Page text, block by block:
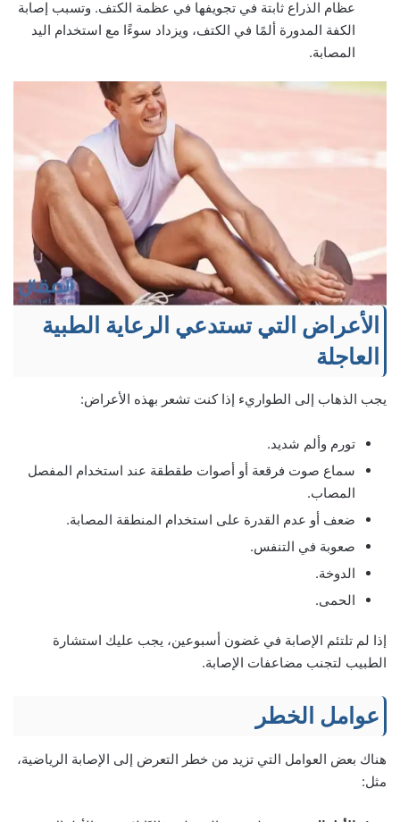
عظام الذراع ثابتة في تجويفها في عظمة الكتف. وتسبب إصابة
الكفة المدورة ألمًا في الكتف، ويزداد سوءًا مع استخدام اليد
المصابة.
الأعراض التي تستدعي الرعاية الطبية
العاجلة
يجب الذهاب إلى الطواريء إذا كنت تشعر بهذه الأعراض:
تورم وألم شديد.
سماع صوت فرقعة أو أصوات طقطقة عند استخدام المفصل
المصاب.
ضعف أو عدم القدرة على استخدام المنطقة المصابة.
صعوبة في التنفس.
الدوخة.
الحمى.
إذا لم تلتئم الإصابة في غضون أسبوعين، يجب عليك استشارة
الطبيب لتجنب مضاعفات الإصابة.
عوامل الخطر
هناك بعض العوامل التي تزيد من خطر التعرض إلى الإصابة الرياضية،
مثل: